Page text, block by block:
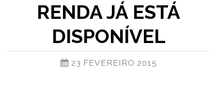
RENDA JÁ ESTÁ
DISPONÍVEL
23 FEVEREIRO 2015